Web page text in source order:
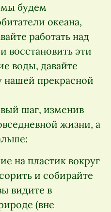
мы будем
океана,
работать над
восстановить эти
воды, давайте
нашей прекрасной
шаг, изменив
жизни, а
на пластик вокруг
и собирайте
видите в
(вне